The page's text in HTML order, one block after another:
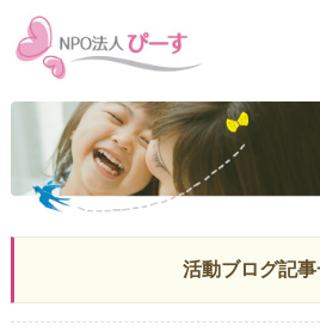
活動ブログ記